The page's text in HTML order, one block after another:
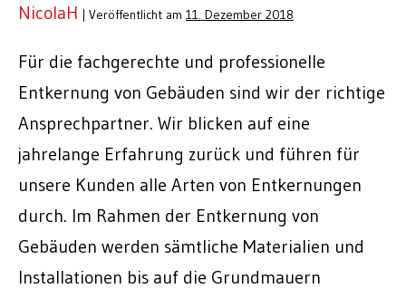
NicolaH | Veröffentlicht am 11. Dezember 2018
Für die fachgerechte und professionelle
Entkernung von Gebäuden sind wir der richtige
Ansprechpartner. Wir blicken auf eine
jahrelange Erfahrung zurück und führen für
unsere Kunden alle Arten von Entkernungen
durch. Im Rahmen der Entkernung von
Gebäuden werden sämtliche Materialien und
Installationen bis auf die Grundmauern